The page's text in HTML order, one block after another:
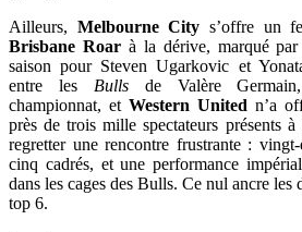
Ailleurs, Melbourne City s’offre un
Brisbane Roarà la dérive, marqué par
saison pour Steven Ugarkovic et
entre les Bullsde Valère
championnat, et Western United n’a
près de trois mille spectateurs présents
regretter une rencontre frustrante :
cinq cadrés, et une performance
dans les cages des Bulls. Ce nul ancre les
top 6.